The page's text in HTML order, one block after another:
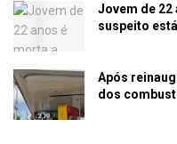
Jovem de 22
suspeito
Após
dos